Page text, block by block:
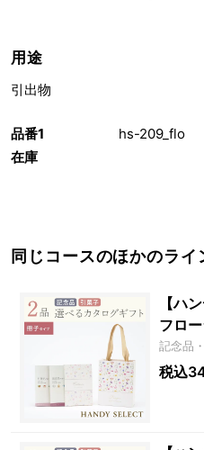
品番1
hs-209_flo
在庫
用途
引出物
同じコースのほかのライ
【ハ
フロ
記念品
税込